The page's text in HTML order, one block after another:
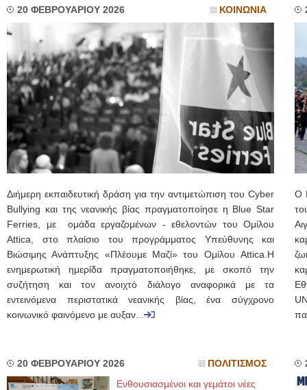
20 ΦΕΒΡΟΥΑΡΙΟΥ 2026 ΚΟΙΝΩΝΙΑ
Διήμερη εκπαιδευτική δράση για την αντιμετώπιση του Cyber
Bullying και της νεανικής βίας πραγματοποίησε η Blue Star
Ferries, με ομάδα εργαζομένων - εθελοντών του Ομίλου
Attica, στο πλαίσιο του προγράμματος Υπεύθυνης και
Βιώσιμης Ανάπτυξης «Πλέουμε Μαζί» του Ομίλου Attica.Η
ενημερωτική ημερίδα πραγματοποιήθηκε, με σκοπό την
συζήτηση και τον ανοιχτό διάλογο αναφορικά με τα
εντεινόμενα περιστατικά νεανικής βίας, ένα σύγχρονο
κοινωνικό φαινόμενο με αυξαν...
Ο
20 ΦΕΒΡΟΥΑΡΙΟΥ 2026 ΠΟΛΙΤΙΣΜΟΣ
Ενθουσιασμένοι και γεμάτοι νέες